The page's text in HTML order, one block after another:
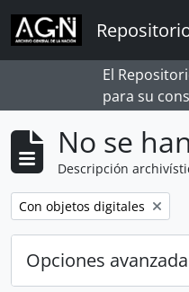
Skip to main content
El
para su
No se
Descripción
Remove filter:
Con objetos digitales
Opciones